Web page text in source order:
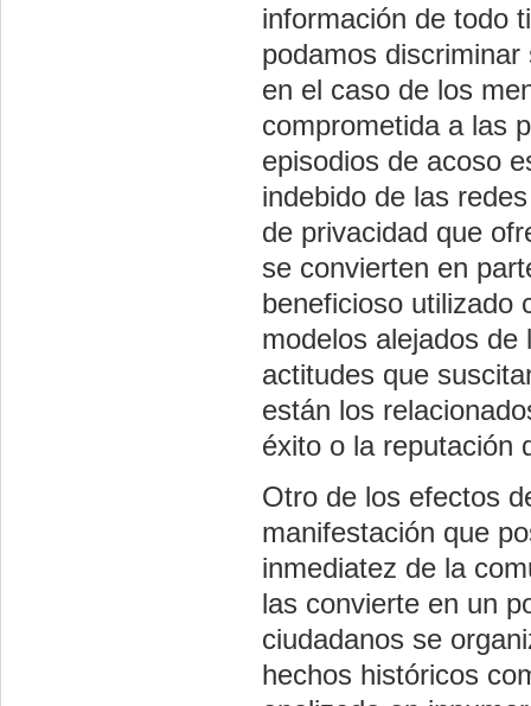
información de todo
podamos
en el caso de los
comprometida a las
episodios de acoso
indebido de las
de privacidad que
se convierten en
beneficioso utilizado
modelos alejados
actitudes que
están los
éxito o la reputación
Otro de los efectos
manifestación que
inmediatez de la
las convierte en un
ciudadanos se
hechos históricos